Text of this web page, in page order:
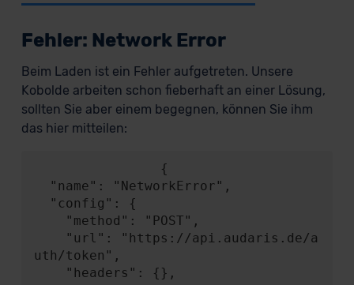
Fehler: Network Error
Beim Laden ist ein Fehler aufgetreten. Unsere
Kobolde arbeiten schon fieberhaft an einer Lösung,
sollten Sie aber einem begegnen, können Sie ihm
das hier mitteilen:
uth/token",